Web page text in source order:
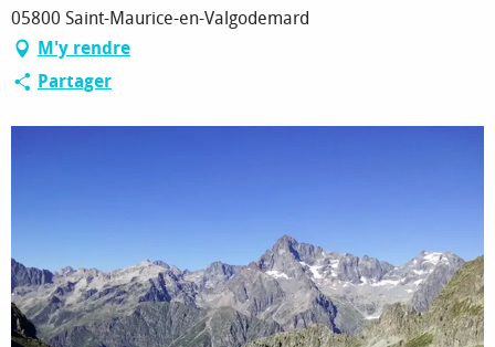
05800 Saint-Maurice-en-Valgodemard
M'y rendre
Partager